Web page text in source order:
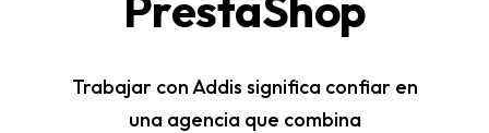
Trabajar con Addis significa confiar en
una agencia que combina